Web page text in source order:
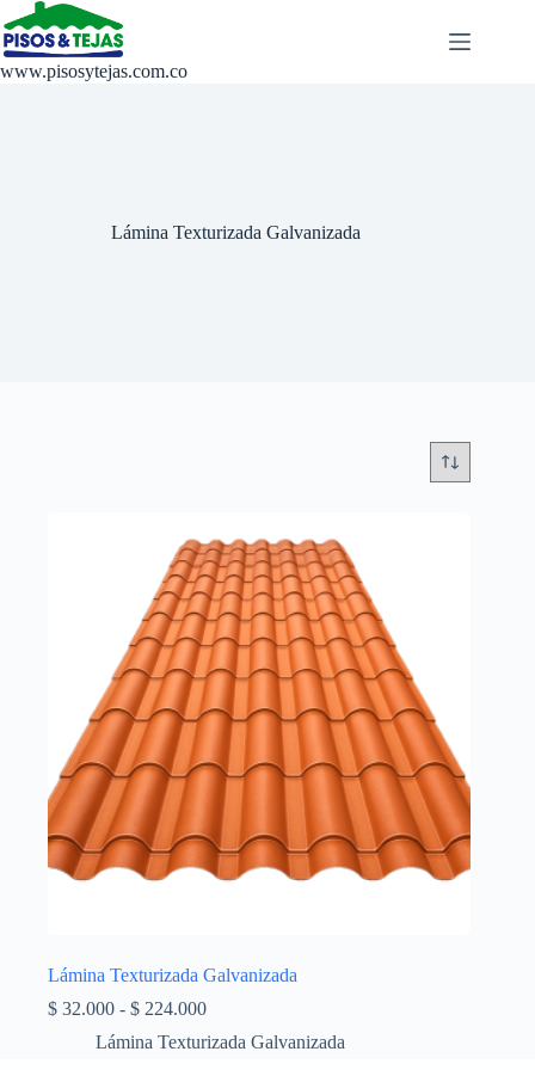
Saltar
al
contenido
www.pisosytejas.com.co
Lámina Texturizada Galvanizada
Lámina Texturizada Galvanizada
$ 32.000 - $ 224.000Rango
precios:
Lámina Texturizada Galvanizada